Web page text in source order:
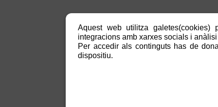
Aquest web utilitza
integracions amb xarxes socials i
Per accedir als continguts has de
dispositiu.